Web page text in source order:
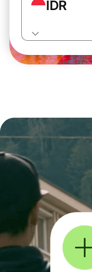
IDR